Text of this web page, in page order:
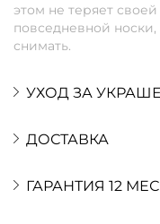
этом не теряет
повседневной носки,
снимать.
УХОД ЗА
ДОСТАВКА
ГАРАНТИЯ 12